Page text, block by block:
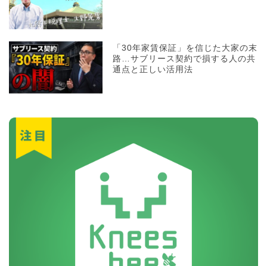
「30年家賃保証」を信じた大家の末
路…サブリース契約で損する人の共
通点と正しい活用法